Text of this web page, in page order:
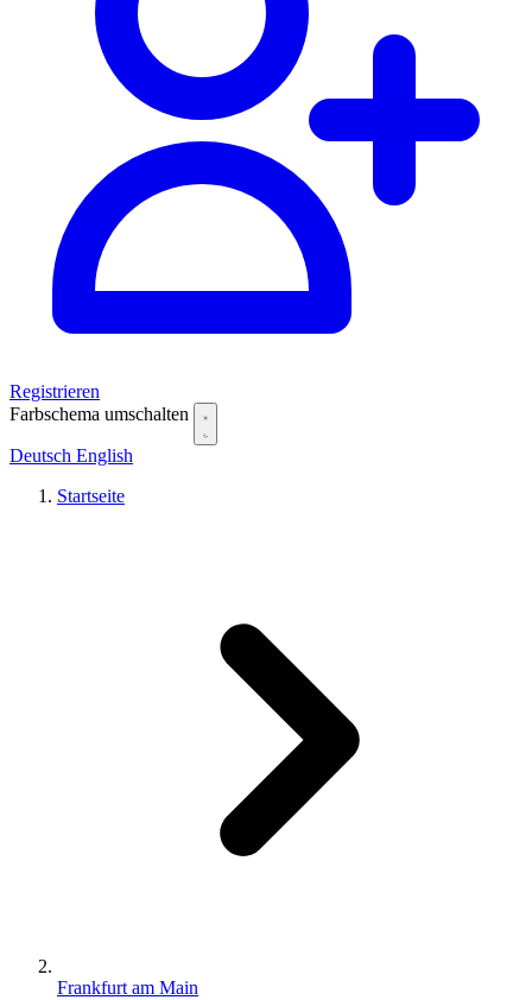
Registrieren
Farbschema umschalten
Deutsch English
Startseite
Frankfurt am Main